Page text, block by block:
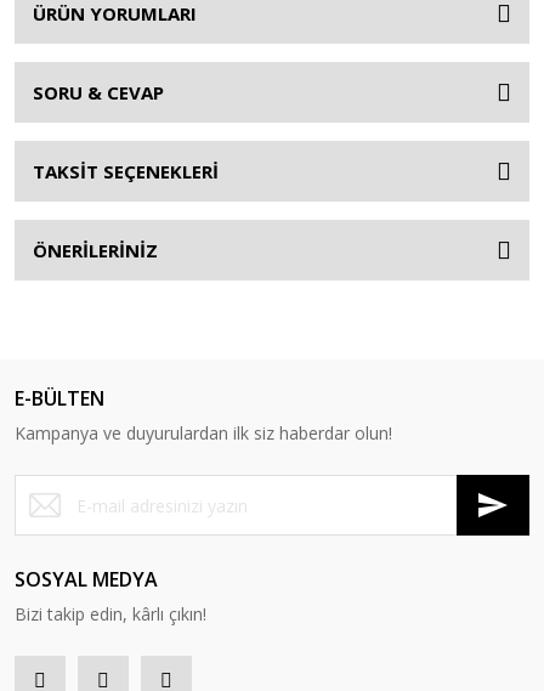
ÜRÜN YORUMLARI
SORU & CEVAP
TAKSİT SEÇENEKLERİ
ÖNERİLERİNİZ
E-BÜLTEN
Kampanya ve duyurulardan ilk siz haberdar olun!
SOSYAL MEDYA
Bizi takip edin, kârlı çıkın!